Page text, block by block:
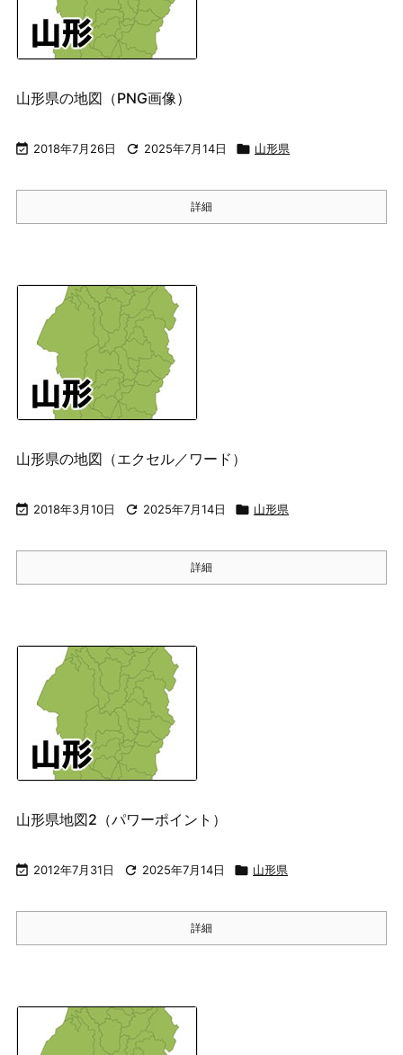
山形県の地図（PNG画像）
 2018年7月26日  2025年7月14日  山形県
詳細
山形県の地図（エクセル／ワード）
 2018年3月10日  2025年7月14日  山形県
詳細
山形県地図2（パワーポイント）
 2012年7月31日  2025年7月14日  山形県
詳細